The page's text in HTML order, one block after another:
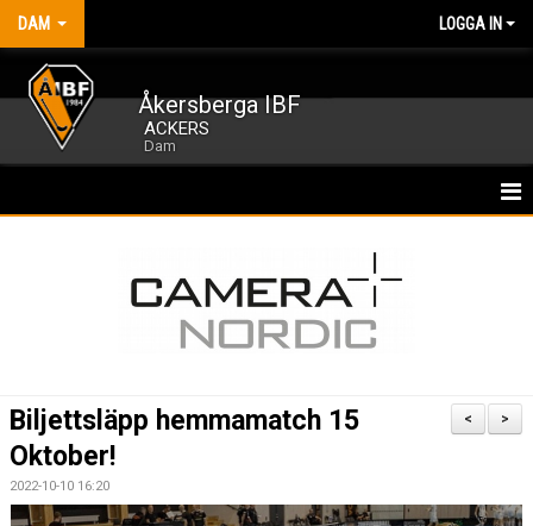
DAM LOGGA IN
Åkersberga IBF
ACKERS
Dam
TRUPPEN
BILDGALLERI
>
<
Biljettsläpp hemmamatch 15
Oktober!
2022-10-10 16:20